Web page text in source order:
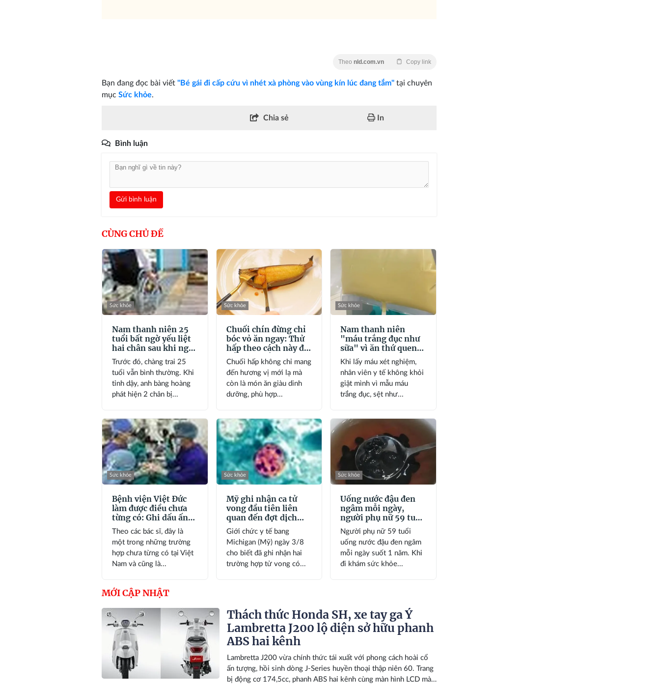
Theo nld.com.vn Copy link
Bạn đang đọc bài viết "Bé gái đi cấp cứu vì nhét xà phòng vào vùng kín lúc đang tắm" tại chuyên
mục Sức khỏe.
Chia sẻ In
Bình luận
Gửi bình luận
CÙNG CHỦ ĐỀ
Sức khỏe
Nam thanh niên 25
tuổi bất ngờ yếu liệt
hai chân sau khi ngủ
dậy: Nguyên nhân
đến từ sự chủ quan
Trước đó, chàng trai 25
tuổi vẫn bình thường. Khi
tỉnh dậy, anh bàng hoàng
phát hiện 2 chân bị...
Sức khỏe
Chuối chín đừng chỉ
bóc vỏ ăn ngay: Thử
hấp theo cách này để
đổi vị và bổ sung
dinh dưỡng
Chuối hấp không chỉ mang
đến hương vị mới lạ mà
còn là món ăn giàu dinh
dưỡng, phù hợp...
Sức khỏe
Nam thanh niên
"máu trắng đục như
sữa" vì ăn thứ quen
thuộc nhiều người
mê
Khi lấy máu xét nghiệm,
nhân viên y tế không khỏi
giật mình vì mẫu máu
trắng đục, sệt như...
Sức khỏe
Bệnh viện Việt Đức
làm được điều chưa
từng có: Ghi dấu ấn
đặc biệt trong y văn
thế giới
Theo các bác sĩ, đây là
một trong những trường
hợp chưa từng có tại Việt
Nam và cũng là...
Sức khỏe
Mỹ ghi nhận ca tử
vong đầu tiên liên
quan đến đợt dịch
Cyclospora
Giới chức y tế bang
Michigan (Mỹ) ngày 3/8
cho biết đã ghi nhận hai
trường hợp tử vong có...
Sức khỏe
Uống nước đậu đen
ngâm mỗi ngày,
người phụ nữ 59 tuổi
bất ngờ khi đi khám
Người phụ nữ 59 tuổi
uống nước đậu đen ngâm
mỗi ngày suốt 1 năm. Khi
đi khám sức khỏe...
MỚI CẬP NHẬT
Thách thức Honda SH, xe tay ga Ý
Lambretta J200 lộ diện sở hữu phanh
ABS hai kênh
Lambretta J200 vừa chính thức tái xuất với phong cách hoài cổ
ấn tượng, hồi sinh dòng J-Series huyền thoại thập niên 60. Trang
bị động cơ 174,5cc, phanh ABS hai kênh cùng màn hình LCD màu,